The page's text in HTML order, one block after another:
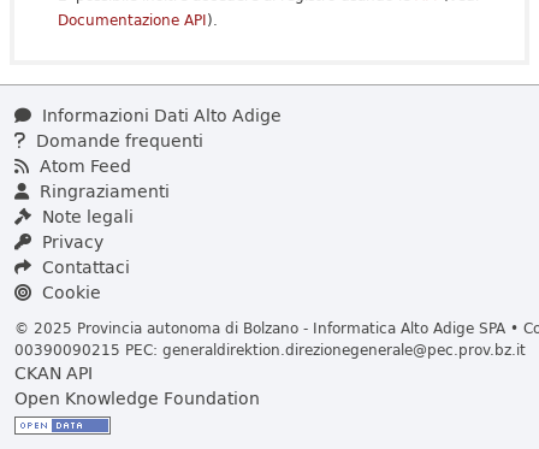
Documentazione API).
Informazioni Dati Alto Adige
Domande frequenti
Atom Feed
Ringraziamenti
Note legali
Privacy
Contattaci
Cookie
© 2025 Provincia autonoma di Bolzano - Informatica Alto Adige SPA •
00390090215 PEC: generaldirektion.direzionegenerale@pec.prov.bz.it
CKAN API
Open Knowledge Foundation